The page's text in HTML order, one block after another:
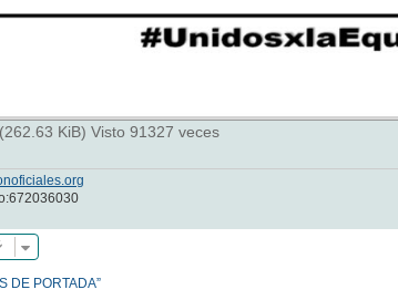
KiB) Visto 91327 veces
DE PORTADA”